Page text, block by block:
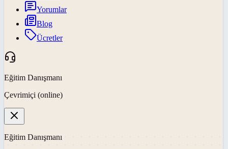
Yorumlar
Blog
Ücretler
Eğitim Danışmanı
Çevrimiçi (online)
Eğitim Danışmanı